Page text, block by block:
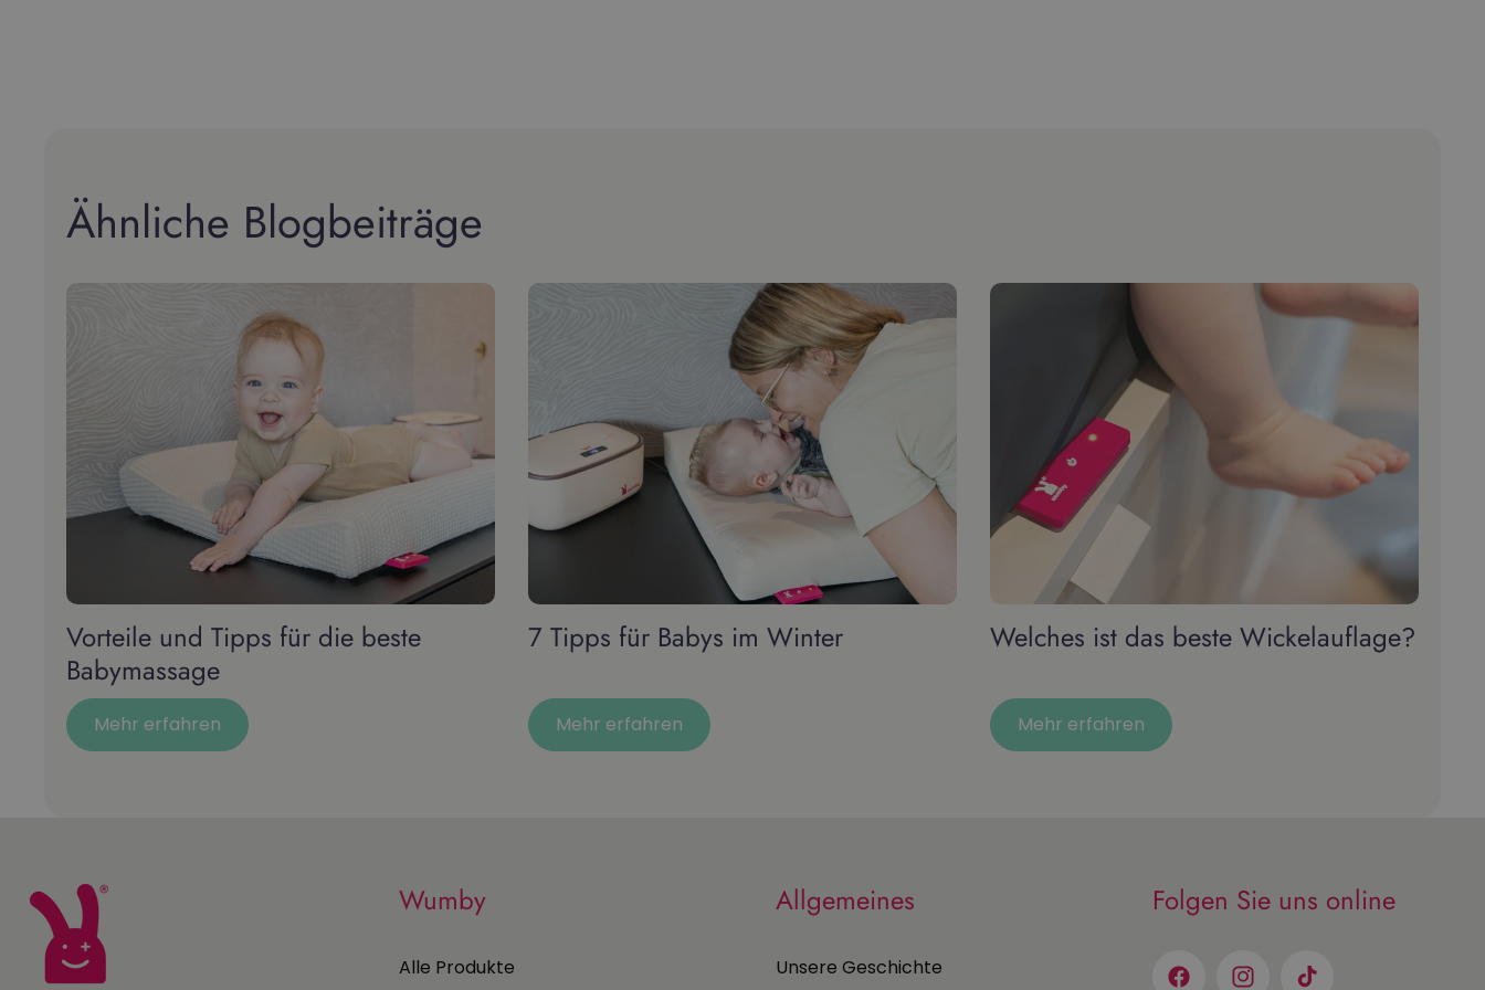
Ähnliche Blogbeiträge
Vorteile und Tipps für die beste
Babymassage
Mehr erfahren
7 Tipps für Babys im Winter
Mehr erfahren
Welches ist das beste Wickelauflage?
Mehr erfahren
Wumby
Alle Produkte
Allgemeines
Unsere Geschichte
Folgen Sie uns online
FacebookInstagramTikTok